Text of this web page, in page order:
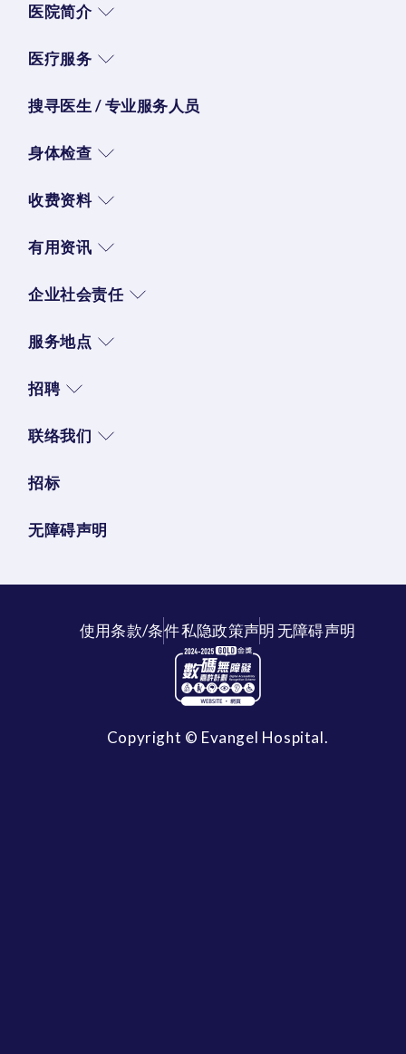
医院简介
医疗服务
搜寻医生 / 专业服务人员
身体检查
收费资料
有用资讯
企业社会责任
服务地点
招聘
联络我们
招标
无障碍声明
使用条款/条件私隐政策声明无障碍声明
Copyright © Evangel Hospital.